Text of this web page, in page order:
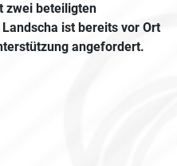
zwei beteiligten
ist bereits vor Ort
angefordert.